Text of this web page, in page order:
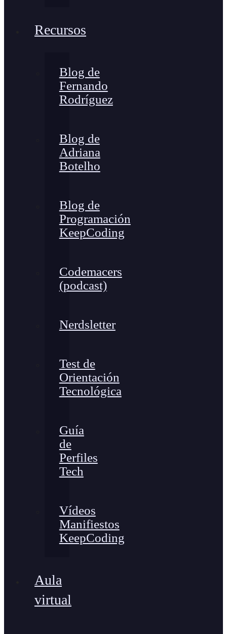
Recursos
Blog de
Fernando
Rodríguez
Blog de
Adriana
Botelho
Blog de
Programación
KeepCoding
Codemacers
(podcast)
Nerdsletter
Test de
Orientación
Tecnológica
Guía
de
Perfiles
Tech
Vídeos
Manifiestos
KeepCoding
Aula
virtual